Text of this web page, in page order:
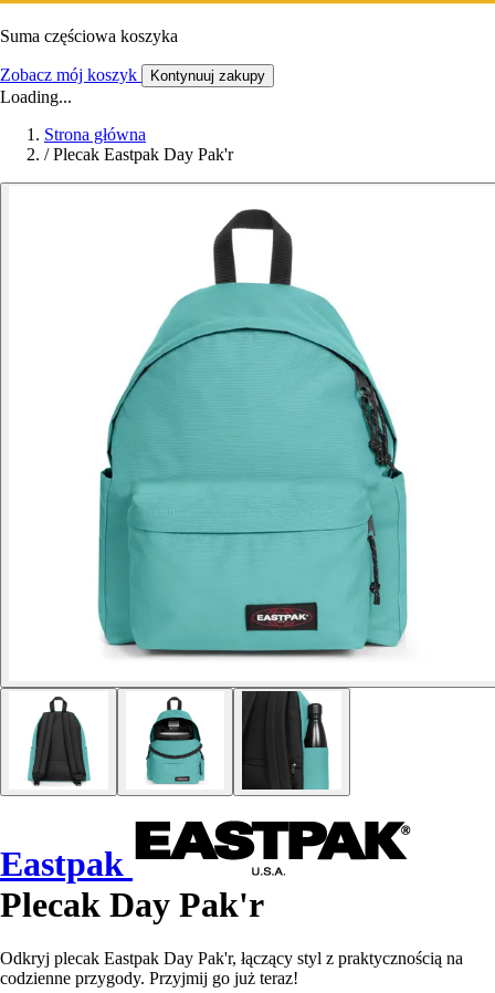
Suma częściowa koszyka
Zobacz mój koszyk Kontynuuj zakupy
Loading...
Strona główna
/ Plecak Eastpak Day Pak'r
Eastpak
Plecak Day Pak'r
Odkryj plecak Eastpak Day Pak'r, łączący styl z praktycznością na
codzienne przygody. Przyjmij go już teraz!